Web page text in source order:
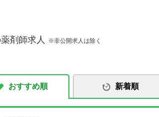
剤師求人 ※非公開求人は除く
おすすめ順 新着順